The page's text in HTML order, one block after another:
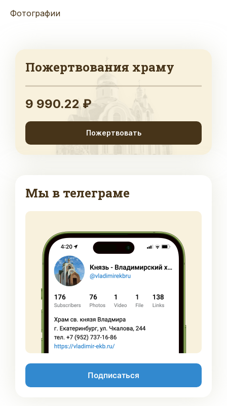
Фотографии
Пожертвования храму
9 990.22 ₽
Пожертвовать
Мы в телеграме
Подписаться